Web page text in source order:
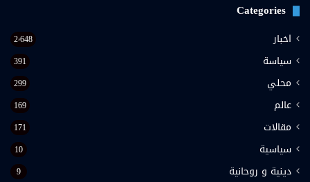
Categories
اخبار 2٬648
سياسة 391
محلي 299
عالم 169
مقالات 171
سياسية 10
دينية و روحانية 9